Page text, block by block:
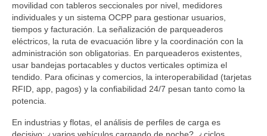
movilidad con tableros seccionales por nivel, medidores
individuales y un sistema OCPP para gestionar usuarios,
tiempos y facturación. La señalización de parqueaderos
eléctricos, la ruta de evacuación libre y la coordinación con la
administración son obligatorias. En parqueaderos existentes,
usar bandejas portacables y ductos verticales optimiza el
tendido. Para oficinas y comercios, la interoperabilidad (tarjetas
RFID, app, pagos) y la confiabilidad 24/7 pesan tanto como la
potencia.
En industrias y flotas, el análisis de perfiles de carga es